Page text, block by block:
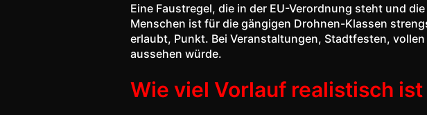
Eine Faustregel, die in der EU-Verordnung steht und
Menschen ist für die gängigen Drohnen-Klassen
erlaubt, Punkt. Bei Veranstaltungen, Stadtfesten,
aussehen würde.
Wie viel Vorlauf realistisch ist